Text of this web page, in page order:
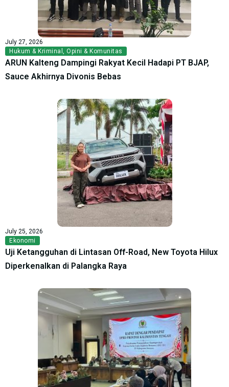
July 27, 2026
Hukum & Kriminal
Opini & Komunitas
ARUN Kalteng Dampingi Rakyat Kecil Hadapi PT BJAP,
Sauce Akhirnya Divonis Bebas
July 25, 2026
Ekonomi
Uji Ketangguhan di Lintasan Off-Road, New Toyota Hilux
Diperkenalkan di Palangka Raya